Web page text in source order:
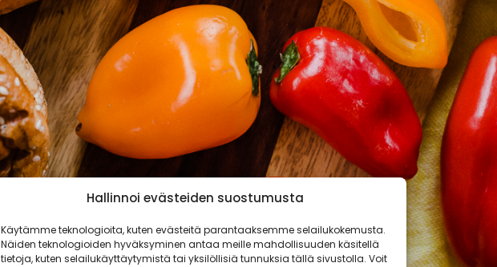
Hallinnoi evästeiden suostumusta
Käytämme teknologioita, kuten evästeitä parantaaksemme selailukokemusta.
Näiden teknologioiden hyväksyminen antaa meille mahdollisuuden käsitellä
tietoja, kuten selailukäyttäytymistä tai yksilöllisiä tunnuksia tällä sivustolla. Voit